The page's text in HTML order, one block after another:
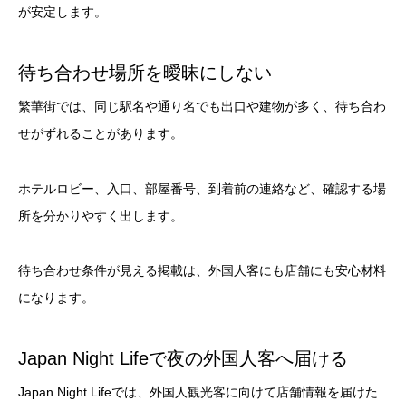
が安定します。
待ち合わせ場所を曖昧にしない
繁華街では、同じ駅名や通り名でも出口や建物が多く、待ち合わ
せがずれることがあります。
ホテルロビー、入口、部屋番号、到着前の連絡など、確認する場
所を分かりやすく出します。
待ち合わせ条件が見える掲載は、外国人客にも店舗にも安心材料
になります。
Japan Night Lifeで夜の外国人客へ届ける
Japan Night Lifeでは、外国人観光客に向けて店舗情報を届けた